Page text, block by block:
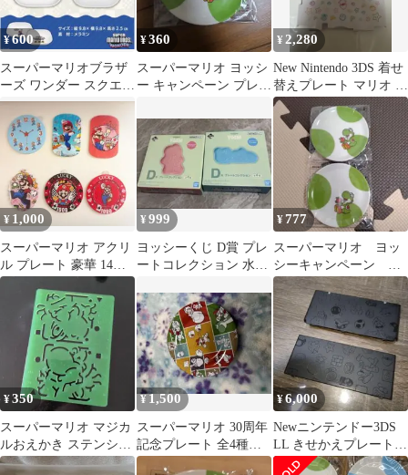
¥600
スーパーマリオブラザ
ーズ ワンダー スクエア
小皿 2枚セット
¥360
スーパーマリオ ヨッシ
ー キャンペーン プレー
¥ 2,280
New Nintendo 3DS 着せ
替えプレート マリオ ス
プラトゥーン
¥ 1,000
スーパーマリオ アクリ
ル プレート 豪華 14枚
セット
¥999
ヨッシーくじ D賞 プレ
ートコレクション 水色
¥777
スーパーマリオ ヨッ
シーキャンペーン プ
レート ファミマ限定
¥350
スーパーマリオ マジカ
ルおえかき ステンシル
プレート(ヨッシー)
¥1,500
スーパーマリオ 30周年
記念プレート 全4種セ
ット
¥6,000
Newニンテンドー3DS
LL きせかえプレート
マリオ柄